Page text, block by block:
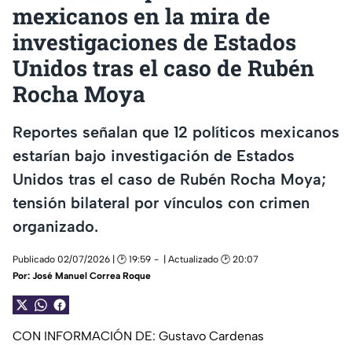
mexicanos en la mira de
investigaciones de Estados
Unidos tras el caso de Rubén
Rocha Moya
Reportes señalan que 12 políticos mexicanos
estarían bajo investigación de Estados
Unidos tras el caso de Rubén Rocha Moya;
tensión bilateral por vínculos con crimen
organizado.
Publicado 02/07/2026 | 🕑 19:59
| Actualizado 🕑 20:07
Por: José Manuel Correa Roque
CON INFORMACIÓN DE: Gustavo Cardenas